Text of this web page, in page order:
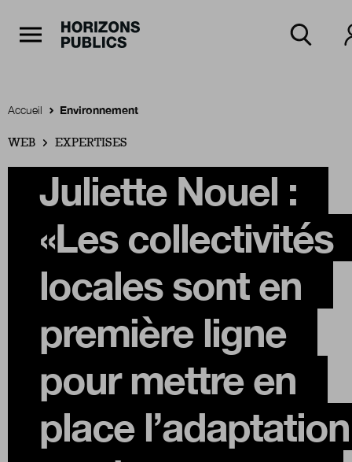
Accueil
Rubriques
Thèmes
Numéros
Boutique
Qui sommes-nous ?
Accueil Environnement
WEB EXPERTISES
Juliette Nouel :
«Les collectivités
locales sont en
première ligne
pour mettre en
place l’adaptation